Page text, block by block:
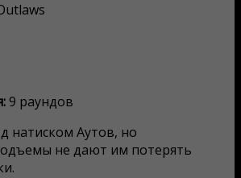
9 раундов
натиском Аутов, но
не дают им потерять